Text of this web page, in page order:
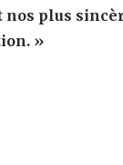
nos plus
»